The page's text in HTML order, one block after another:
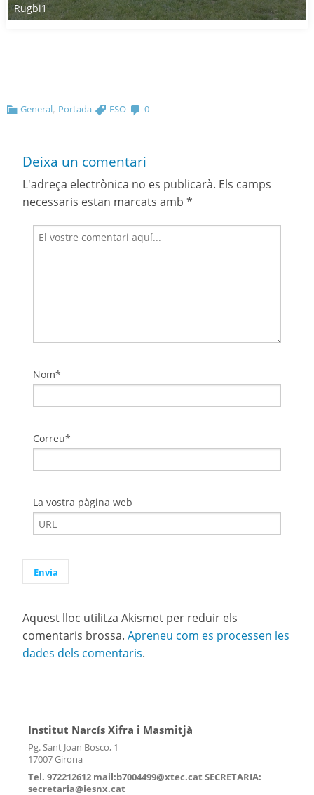
Rugbi1
General, Portada ESO 0
Deixa un comentari
L'adreça electrònica no es publicarà. Els camps
necessaris estan marcats amb *
Nom*
Correu*
La vostra pàgina web
Aquest lloc utilitza Akismet per reduir els
comentaris brossa. Apreneu com es processen les
dades dels comentaris.
Institut Narcís Xifra i Masmitjà
Pg. Sant Joan Bosco, 1
17007 Girona
Tel. 972212612 mail:b7004499@xtec.cat SECRETARIA:
secretaria@iesnx.cat